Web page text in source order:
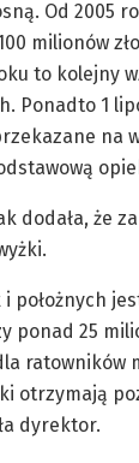
Od 2005
milionów
to kolejny
Ponadto 1
na
dodała, że
położnych
ponad 25
ratowników
otrzymają
dyrektor.